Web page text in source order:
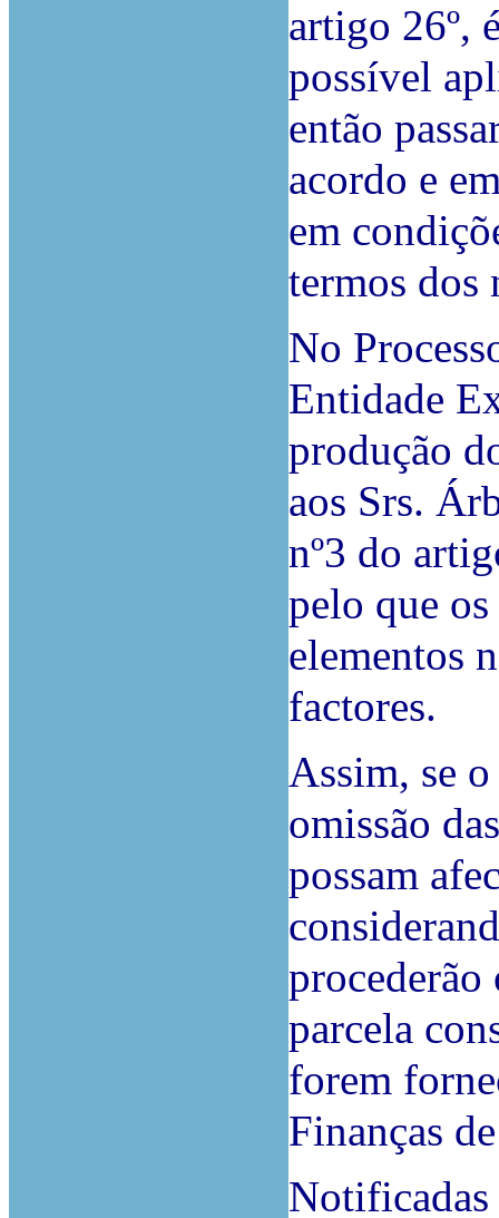
artigo 26º,
possível
então
acordo e
em
termos
No
Entidade
produção
aos Srs.
nº3 do
pelo que
elementos
factores.
Assim, se
omissão
possam
procederão
parcela
forem
Finanças
Notificadas